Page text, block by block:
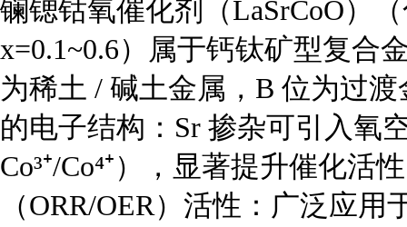
镧锶钴氧催化剂 （LaSrCoO）
x=0.1~0.6）属于钙钛矿型复合
为稀土 / 碱土金属，B 位为过
的电子结构：Sr 掺杂可引入氧
Co³⁺/Co⁴⁺），显著提升催化活
（ORR/OER）活性：广泛应